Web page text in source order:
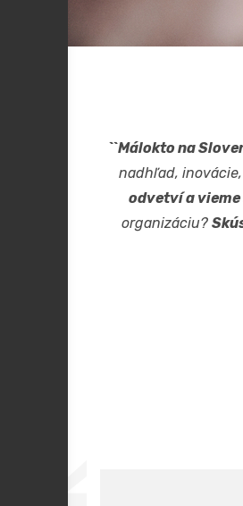
``Málokto na
nadhľad,
odvetví a
organizáciu?